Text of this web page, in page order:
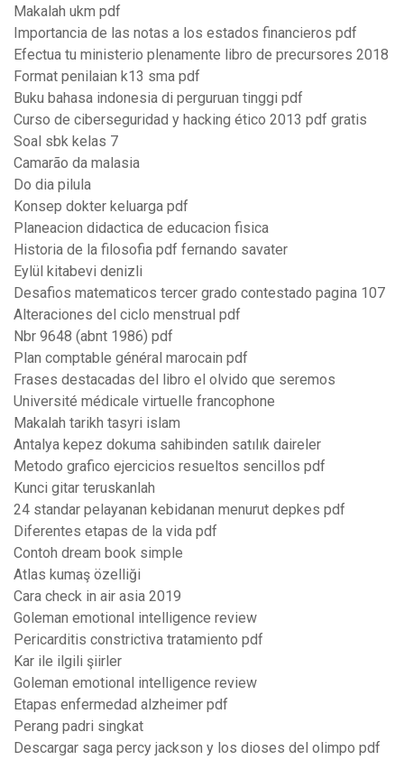
Makalah ukm pdf
Importancia de las notas a los estados financieros pdf
Efectua tu ministerio plenamente libro de precursores 2018
Format penilaian k13 sma pdf
Buku bahasa indonesia di perguruan tinggi pdf
Curso de ciberseguridad y hacking ético 2013 pdf gratis
Soal sbk kelas 7
Camarão da malasia
Do dia pilula
Konsep dokter keluarga pdf
Planeacion didactica de educacion fisica
Historia de la filosofia pdf fernando savater
Eylül kitabevi denizli
Desafios matematicos tercer grado contestado pagina 107
Alteraciones del ciclo menstrual pdf
Nbr 9648 (abnt 1986) pdf
Plan comptable général marocain pdf
Frases destacadas del libro el olvido que seremos
Université médicale virtuelle francophone
Makalah tarikh tasyri islam
Antalya kepez dokuma sahibinden satılık daireler
Metodo grafico ejercicios resueltos sencillos pdf
Kunci gitar teruskanlah
24 standar pelayanan kebidanan menurut depkes pdf
Diferentes etapas de la vida pdf
Contoh dream book simple
Atlas kumaş özelliği
Cara check in air asia 2019
Goleman emotional intelligence review
Pericarditis constrictiva tratamiento pdf
Kar ile ilgili şiirler
Goleman emotional intelligence review
Etapas enfermedad alzheimer pdf
Perang padri singkat
Descargar saga percy jackson y los dioses del olimpo pdf